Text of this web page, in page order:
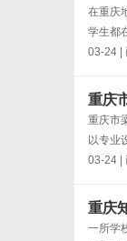
在重庆
学生都
03-24 |
重庆
重庆市
以专业
03-24 |
重庆
一所学